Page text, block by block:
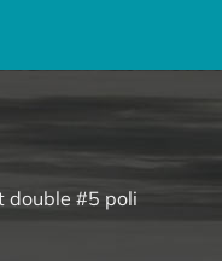
double #5 poli